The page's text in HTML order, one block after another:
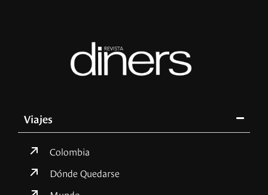
Viajes
Colombia
Dónde Quedarse